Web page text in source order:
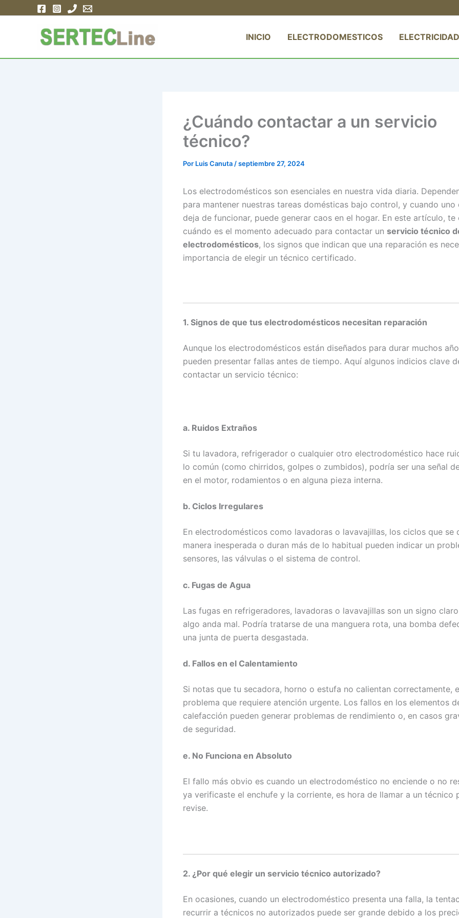
INICIO ELECTRODOMESTICOS
¿Cuándo contactar a un servicio
técnico?
Por Luis Canuta /septiembre 27, 2024
Los electrodomésticos son esenciales en nuestra vida diaria.
para mantener nuestras tareas domésticas bajo control, y cuando uno
deja de funcionar, puede generar caos en el hogar. En este artículo, te
cuándo es el momento adecuado para contactar un servicio técnico
electrodomésticos, los signos que indican que una reparación es
importancia de elegir un técnico certificado.
1. Signos de que tus electrodomésticos necesitan reparación
Aunque los electrodomésticos están diseñados para durar muchos
pueden presentar fallas antes de tiempo. Aquí algunos indicios clave
contactar un servicio técnico:
a. Ruidos Extraños
Si tu lavadora, refrigerador o cualquier otro electrodoméstico hace
lo común (como chirridos, golpes o zumbidos), podría ser una señal
en el motor, rodamientos o en alguna pieza interna.
b. Ciclos Irregulares
En electrodomésticos como lavadoras o lavavajillas, los ciclos que se
manera inesperada o duran más de lo habitual pueden indicar un
sensores, las válvulas o el sistema de control.
c. Fugas de Agua
Las fugas en refrigeradores, lavadoras o lavavajillas son un signo
algo anda mal. Podría tratarse de una manguera rota, una bomba
una junta de puerta desgastada.
d. Fallos en el Calentamiento
Si notas que tu secadora, horno o estufa no calientan correctamente,
problema que requiere atención urgente. Los fallos en los elementos
calefacción pueden generar problemas de rendimiento o, en casos
de seguridad.
e. No Funciona en Absoluto
El fallo más obvio es cuando un electrodoméstico no enciende o no
ya verificaste el enchufe y la corriente, es hora de llamar a un técnico
revise.
2. ¿Por qué elegir un servicio técnico autorizado?
En ocasiones, cuando un electrodoméstico presenta una falla, la
recurrir a técnicos no autorizados puede ser grande debido a los